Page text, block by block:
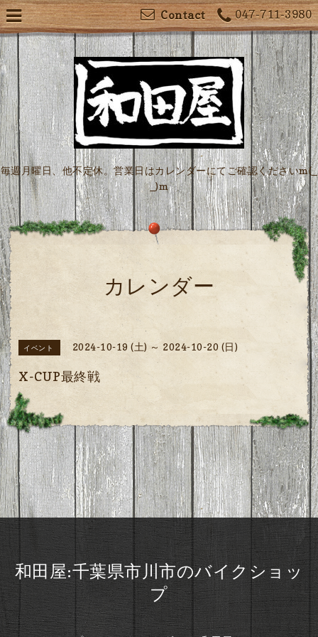
047-711-3980
Contact
毎週月曜日、他不定休。営業日はカレンダーにてご確認くださいm(_
_)m
カレンダー
イベント 2024-10-19 (土) ～ 2024-10-20 (日)
X-CUP最終戦
和田屋:千葉県市川市のバイクショッ
プ